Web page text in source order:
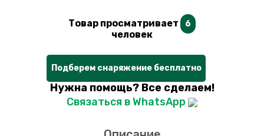
Товар просматривает 6
человек
Подберем снаряжение бесплатно
Нужна помощь? Все сделаем!
Связаться в WhatsApp